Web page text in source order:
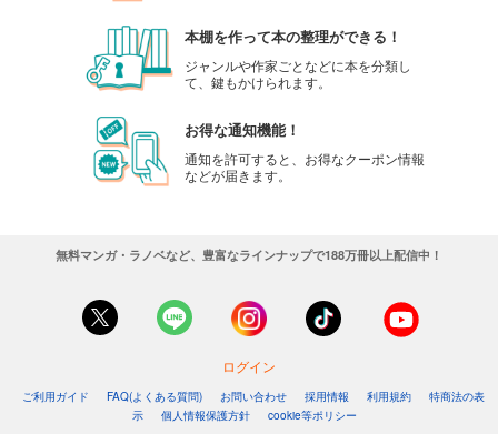
本棚を作って本の整理ができる！
ジャンルや作家ごとなどに本を分類し
て、鍵もかけられます。
お得な通知機能！
通知を許可すると、お得なクーポン情報
などが届きます。
無料マンガ・ラノベなど、豊富なラインナップで188万冊以上配信中！
ログイン
ご利用ガイド FAQ(よくある質問) お問い合わせ 採用情報 利用規約
特商法の表
示
個人情報保護方針 cookie等ポリシー